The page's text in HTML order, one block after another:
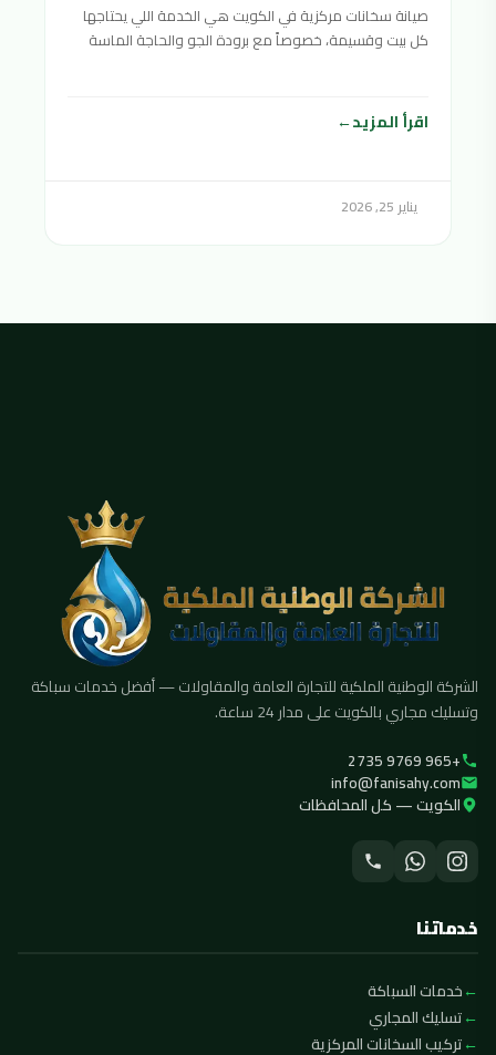
صيانة سخانات مركزية في الكويت هي الخدمة اللي يحتاجها
كل بيت وقسيمة، خصوصاً مع برودة الجو والحاجة الماسة
اقرأ المزيد
يناير 25, 2026
الشركة الوطنية الملكية للتجارة العامة والمقاولات — أفضل خدمات سباكة
وتسليك مجاري بالكويت على مدار 24 ساعة.
+965 9769 2735
info@fanisahy.com
الكويت — كل المحافظات
خدماتنا
خدمات السباكة
تسليك المجاري
تركيب السخانات المركزية